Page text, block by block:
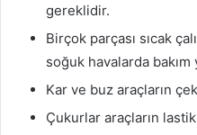
gereklidir.
Birçok parçası sıcak
soğuk havalarda
Kar ve buz araçların
Çukurlar araçların